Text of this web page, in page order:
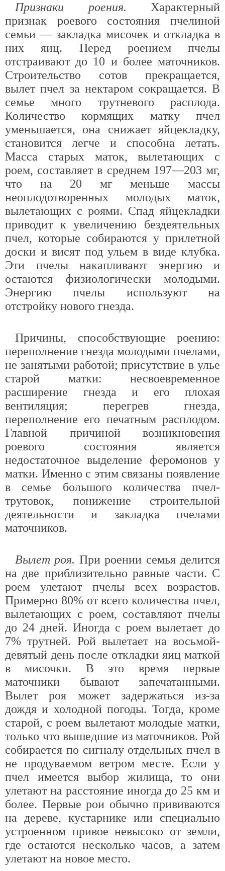
Признаки роения. Характерный
признак роевого состояния пчелиной
семьи — закладка мисочек и откладка в
них яиц. Перед роением пчелы
отстраивают до 10 и более маточников.
Строительство сотов прекращается,
вылет пчел за нектаром сокращается. В
семье много трутневого расплода.
Количество кормящих матку пчел
уменьшается, она снижает яйцекладку,
становится легче и способна летать.
Масса старых маток, вылетающих с
роем, составляет в среднем 197—203 мг,
что на 20 мг меньше массы
неоплодотворенных молодых маток,
вылетающих с роями. Спад яйцекладки
приводит к увеличению бездеятельных
пчел, которые собираются у прилетной
доски и висят под ульем в виде клубка.
Эти пчелы накапливают энергию и
остаются физиологически молодыми.
Энергию пчелы используют на
отстройку нового гнезда.
Причины, способствующие роению:
переполнение гнезда молодыми пчелами,
не занятыми работой; присутствие в улье
старой матки: несвоевременное
расширение гнезда и его плохая
вентиляция; перегрев гнезда,
переполнение его печатным расплодом.
Главной причиной возникновения
роевого состояния является
недостаточное выделение феромонов у
матки. Именно с этим связаны появление
в семье большого количества пчел-
трутовок, понижение строительной
деятельности и закладка пчелами
маточников.
Вылет роя. При роении семья делится
на две приблизительно равные части. С
роем улетают пчелы всех возрастов.
Примерно 80% от всего количества пчел,
вылетающих с роем, составляют пчелы
до 24 дней. Иногда с роем вылетает до
7% трутней. Рой вылетает на восьмой-
девятый день после откладки яиц маткой
в мисочки. В это время первые
маточники бывают запечатанными.
Вылет роя может задержаться из-за
дождя и холодной погоды. Тогда, кроме
старой, с роем вылетают молодые матки,
только что вышедшие из маточников. Рой
собирается по сигналу отдельных пчел в
не продуваемом ветром месте. Если у
пчел имеется выбор жилища, то они
улетают на расстояние иногда до 25 км и
более. Первые рои обычно прививаются
на дереве, кустарнике или специально
устроенном привое невысоко от земли,
где остаются несколько часов, а затем
улетают на новое место.